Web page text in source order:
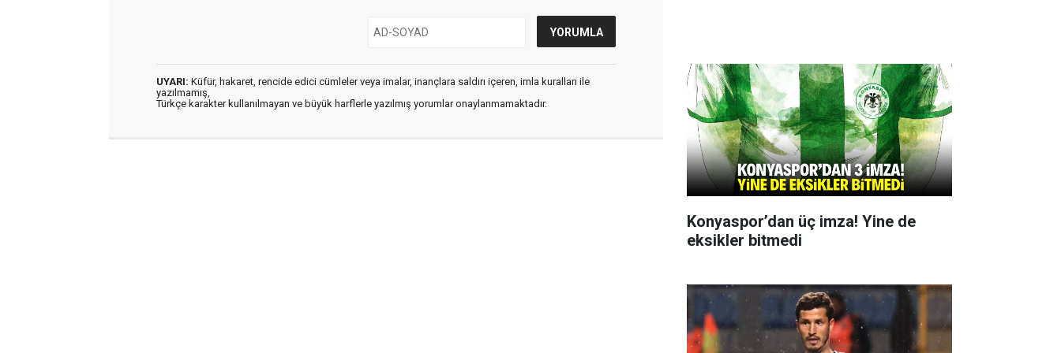
UYARI: Küfür, hakaret, rencide edici cümleler veya imalar, inançlara saldırı içeren, imla kuralları ile
yazılmamış,
Türkçe karakter kullanılmayan ve büyük harflerle yazılmış yorumlar onaylanmamaktadır.
Konyaspor’dan üç imza! Yine de
eksikler bitmedi